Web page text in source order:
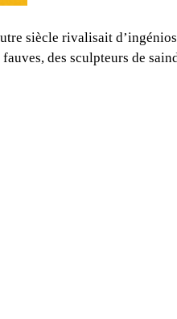
siècle rivalisait
des sculpteurs de